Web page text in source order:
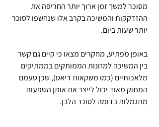
מסוכר למשך זמן ארוך יותר החריפה את
ההזדקקות והמשיכה בקרב אלו שנחשפו לסוכר
יותר שעות ביום.
באופן מפתיע, מחקרים מצאו כי קיים גם קשר
בין המשיכה למזונות הממותקים בממתיקים
מלאכותיים (כמו משקאות דיאט), שכן טעמם
המתוק מאוד יכול לייצר את אותן השפעות
מתגמלות בדומה לסוכר הלבן.